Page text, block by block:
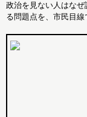
政治を見ない人はな
る問題点を、市民目線